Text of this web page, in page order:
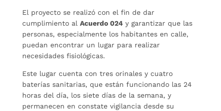
El proyecto se realizó con el fin de dar
cumplimiento al Acuerdo 024y garantizar que las
personas, especialmente los habitantes en calle,
puedan encontrar un lugar para realizar
necesidades fisiológicas.
Este lugar cuenta con tres orinales y cuatro
baterías sanitarias, que están funcionando las 24
horas del día, los siete días de la semana, y
permanecen en constate vigilancia desde su